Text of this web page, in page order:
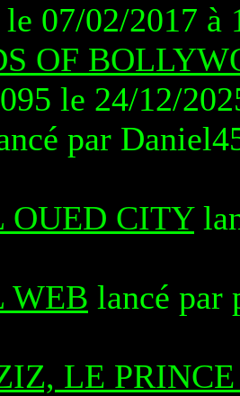
07/02/2017 à
OF
le 24/12/
par
OUED CITY
WEB lancé par
LE